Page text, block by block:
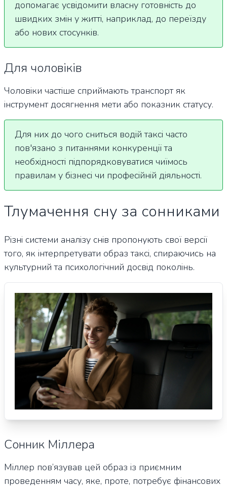
допомагає усвідомити власну готовність до
швидких змін у житті, наприклад, до переїзду
або нових стосунків.
Для чоловіків
Чоловіки частіше сприймають транспорт як
інструмент досягнення мети або показник статусу.
Для них до чого сниться водій таксі часто
пов'язано з питаннями конкуренції та
необхідності підпорядковуватися чиїмось
правилам у бізнесі чи професійній діяльності.
Тлумачення сну за сонниками
Різні системи аналізу снів пропонують свої версії
того, як інтерпретувати образ таксі, спираючись на
культурний та психологічний досвід поколінь.
Сонник Міллера
Міллер пов’язував цей образ із приємним
проведенням часу, яке, проте, потребує фінансових